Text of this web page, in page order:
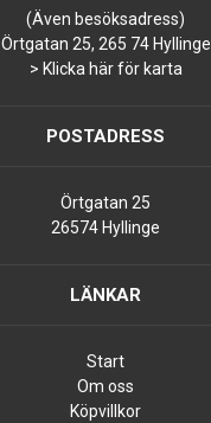
(Även besöksadress)
Örtgatan 25, 265 74 Hyllinge
> Klicka här för karta
POSTADRESS
Örtgatan 25
26574 Hyllinge
LÄNKAR
Start
Om oss
Köpvillkor